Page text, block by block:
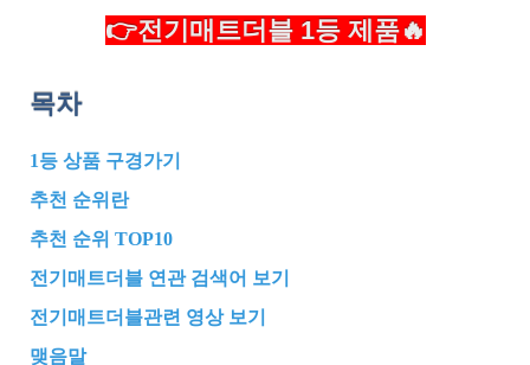
👉전기매트더블 1등 제품🔥
목차
1등 상품 구경가기
추천 순위란
추천 순위 TOP10
전기매트더블 연관 검색어 보기
전기매트더블관련 영상 보기
맺음말